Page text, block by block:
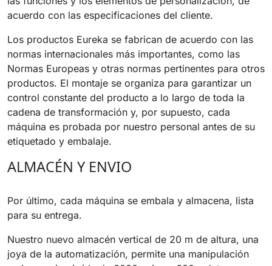
acuerdo con las especificaciones del cliente.
Los productos Eureka se fabrican de acuerdo con las
normas internacionales más importantes, como las
Normas Europeas y otras normas pertinentes para otros
productos. El montaje se organiza para garantizar un
control constante del producto a lo largo de toda la
cadena de transformación y, por supuesto, cada
máquina es probada por nuestro personal antes de su
etiquetado y embalaje.
ALMACÉN Y ENVIO
Por último, cada máquina se embala y almacena, lista
para su entrega.
Nuestro nuevo almacén vertical de 20 m de altura, una
joya de la automatización, permite una manipulación